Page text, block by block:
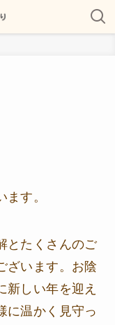
す。
とたくさんのご
ざいます。お陰
新しい年を迎え
に温かく見守っ